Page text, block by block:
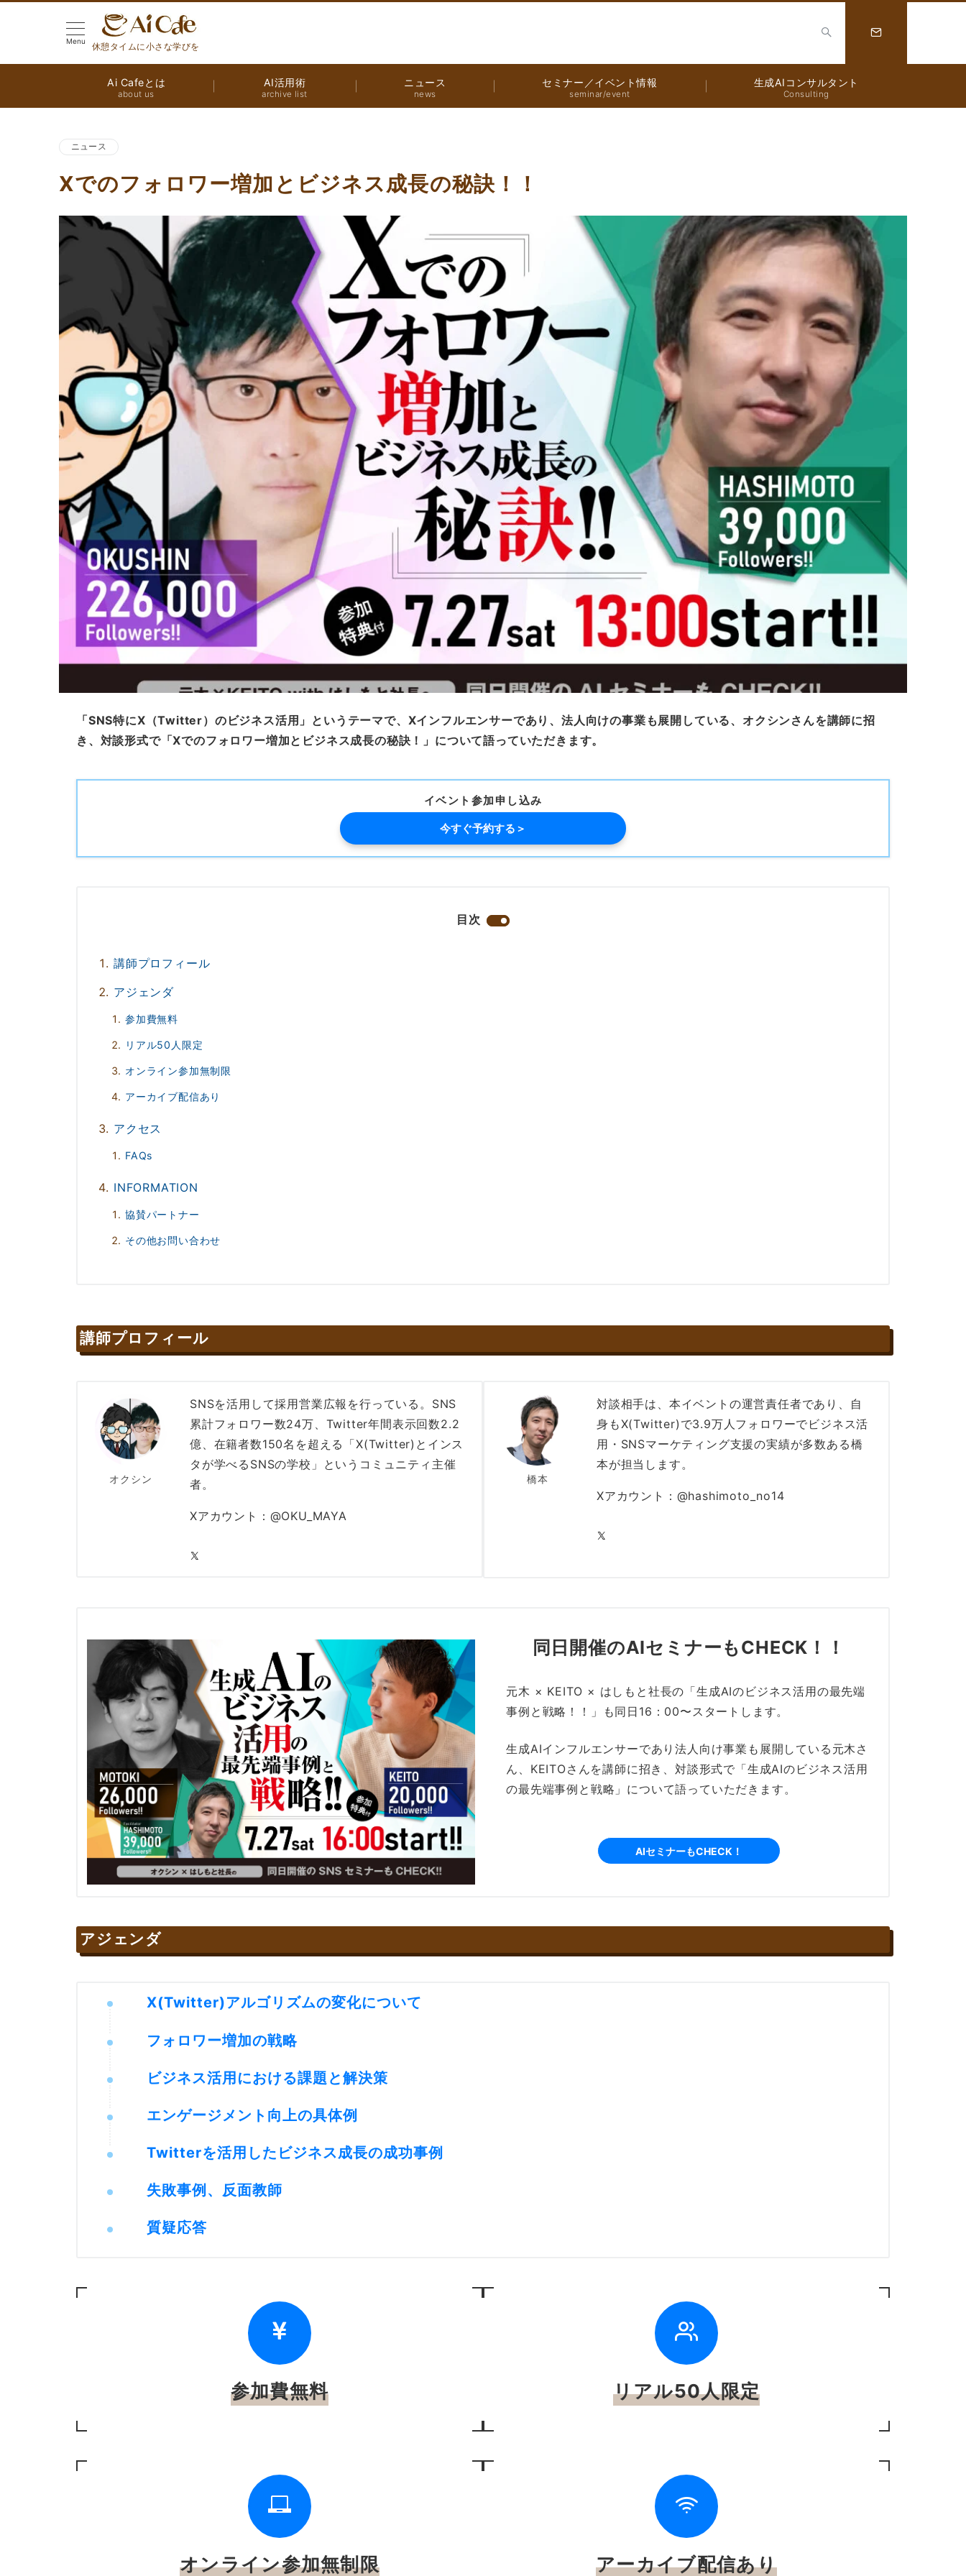
Menu
休憩タイムに小さな学びを
Ai Cafeとは
about us
AI活用術
archive list
ニュース
news
セミナー／イベント情報
seminar/event
生成AIコンサルタント
Consulting
ニュース
Xでのフォロワー増加とビジネス成長の秘訣！！
「SNS特にX（Twitter）のビジネス活用」というテーマで、Xインフルエンサーであり、法人向けの事業も展開している、オクシンさんを講師に招
き、対談形式で「Xでのフォロワー増加とビジネス成長の秘訣！」について語っていただきます。
イベント参加申し込み
今すぐ予約する＞
目次
講師プロフィール
アジェンダ
参加費無料
リアル50人限定
オンライン参加無制限
アーカイブ配信あり
アクセス
FAQs
INFORMATION
協賛パートナー
その他お問い合わせ
講師プロフィール
オクシン
SNSを活用して採用営業広報を行っている。SNS
累計フォロワー数24万、Twitter年間表示回数2.2
億、在籍者数150名を超える「X(Twitter)とインス
タが学べるSNSの学校」というコミュニティ主催
者。
Xアカウント：@OKU_MAYA
橋本
対談相手は、本イベントの運営責任者であり、自
身もX(Twitter)で3.9万人フォロワーでビジネス活
用・SNSマーケティング支援の実績が多数ある橋
本が担当します。
Xアカウント：@hashimoto_no14
同日開催のAIセミナーもCHECK！！
元木 × KEITO × はしもと社長の「生成AIのビジネス活用の最先端
事例と戦略！！」も同日16：00〜スタートします。
生成AIインフルエンサーであり法人向け事業も展開している元木さ
ん、KEITOさんを講師に招き、対談形式で「生成AIのビジネス活用
の最先端事例と戦略」について語っていただきます。
AIセミナーもCHECK！
アジェンダ
X(Twitter)アルゴリズムの変化について
フォロワー増加の戦略
ビジネス活用における課題と解決策
エンゲージメント向上の具体例
Twitterを活用したビジネス成長の成功事例
失敗事例、反面教師
質疑応答
参加費無料 リアル50人限定
オンライン参加無制限 アーカイブ配信あり